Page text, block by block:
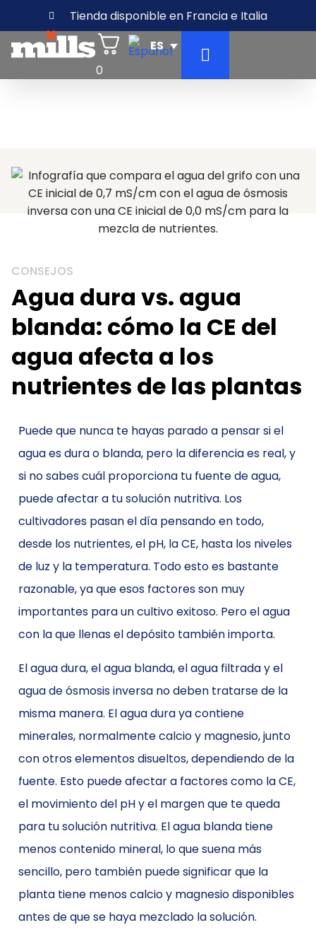
Tienda disponible en Francia e Italia
0
CONSEJOS
Agua dura vs. agua
blanda: cómo la CE del
agua afecta a los
nutrientes de las plantas
Puede que nunca te hayas parado a pensar si el
agua es dura o blanda, pero la diferencia es real, y
si no sabes cuál proporciona tu fuente de agua,
puede afectar a tu solución nutritiva. Los
cultivadores pasan el día pensando en todo,
desde los nutrientes, el pH, la CE, hasta los niveles
de luz y la temperatura. Todo esto es bastante
razonable, ya que esos factores son muy
importantes para un cultivo exitoso. Pero el agua
con la que llenas el depósito también importa.
El agua dura, el agua blanda, el agua filtrada y el
agua de ósmosis inversa no deben tratarse de la
misma manera. El agua dura ya contiene
minerales, normalmente calcio y magnesio, junto
con otros elementos disueltos, dependiendo de la
fuente. Esto puede afectar a factores como la CE,
el movimiento del pH y el margen que te queda
para tu solución nutritiva. El agua blanda tiene
menos contenido mineral, lo que suena más
sencillo, pero también puede significar que la
planta tiene menos calcio y magnesio disponibles
antes de que se haya mezclado la solución.